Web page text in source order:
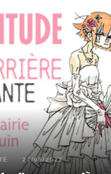
23/05/2023